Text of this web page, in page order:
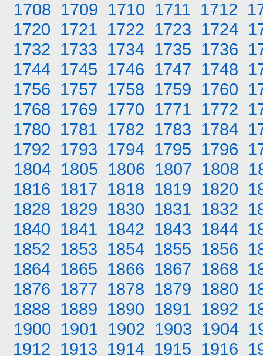
1708 1709 1710 1711 1712
1720 1721 1722 1723 1724
1732 1733 1734 1735 1736
1744 1745 1746 1747 1748
1756 1757 1758 1759 1760
1768 1769 1770 1771 1772
1780 1781 1782 1783 1784
1792 1793 1794 1795 1796
1804 1805 1806 1807 1808
1816 1817 1818 1819 1820
1828 1829 1830 1831 1832
1840 1841 1842 1843 1844
1852 1853 1854 1855 1856
1864 1865 1866 1867 1868
1876 1877 1878 1879 1880
1888 1889 1890 1891 1892
1900 1901 1902 1903 1904
1912 1913 1914 1915 1916